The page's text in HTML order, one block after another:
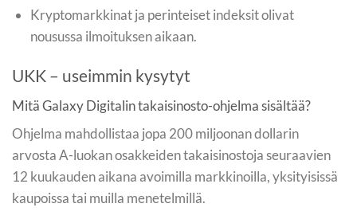
Kryptomarkkinat ja perinteiset indeksit olivat
nousussa ilmoituksen aikaan.
UKK – useimmin kysytyt
Mitä Galaxy Digitalin takaisinosto-ohjelma sisältää?
Ohjelma mahdollistaa jopa 200 miljoonan dollarin
arvosta A-luokan osakkeiden takaisinostoja seuraavien
12 kuukauden aikana avoimilla markkinoilla, yksityisissä
kaupoissa tai muilla menetelmillä.